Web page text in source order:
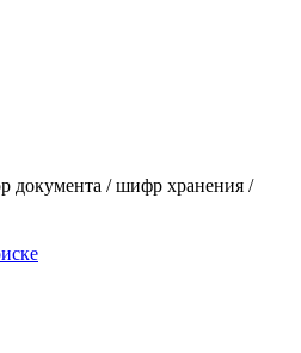
документа / шифр хранения /